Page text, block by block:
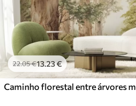
22.05€13.23€